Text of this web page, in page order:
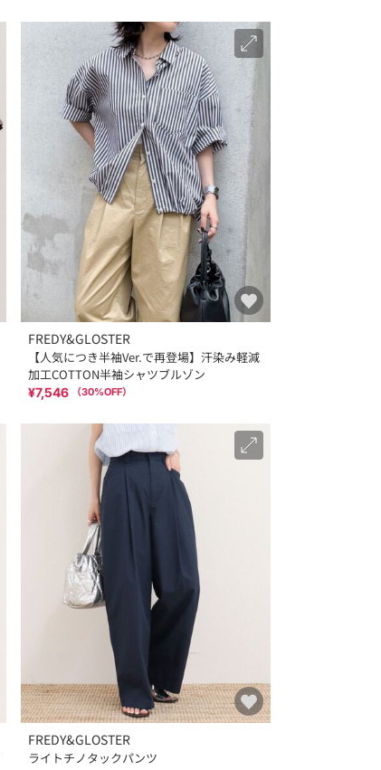
FREDY&GLOSTER
【人気につき半袖Ver.で再登場】汗染み軽減
加工COTTON半袖シャツブルゾン
¥7,546 （30%OFF）
FREDY&GLOSTER
ライトチノタックパンツ